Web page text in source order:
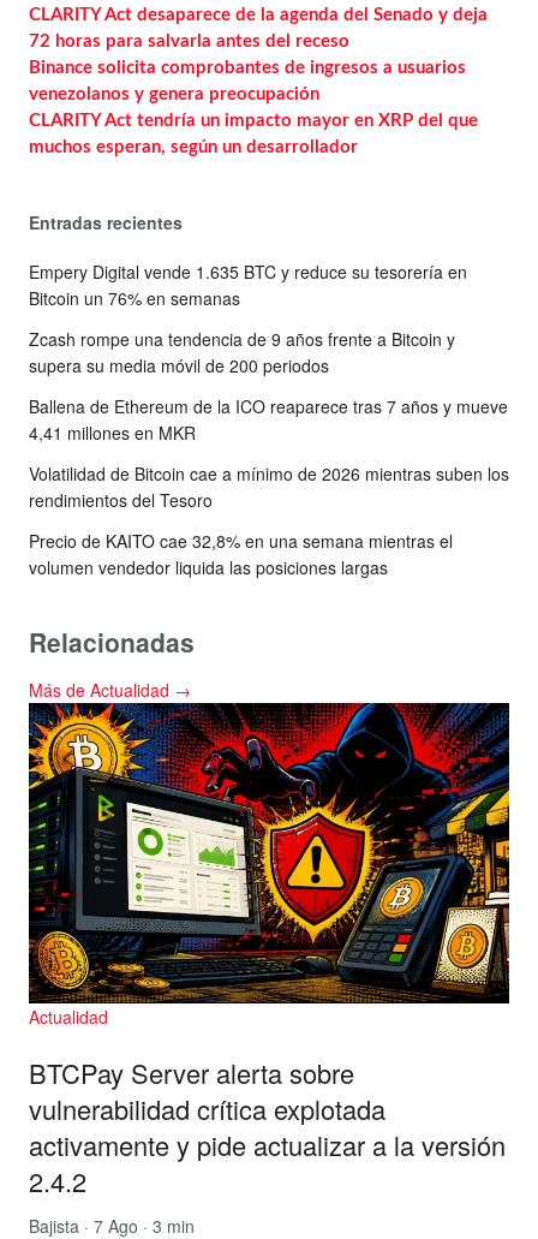
CLARITY Act desaparece de la agenda del Senado y deja
72 horas para salvarla antes del receso
Binance solicita comprobantes de ingresos a usuarios
venezolanos y genera preocupación
CLARITY Act tendría un impacto mayor en XRP del que
muchos esperan, según un desarrollador
Entradas recientes
Empery Digital vende 1.635 BTC y reduce su tesorería en
Bitcoin un 76% en semanas
Zcash rompe una tendencia de 9 años frente a Bitcoin y
supera su media móvil de 200 periodos
Ballena de Ethereum de la ICO reaparece tras 7 años y mueve
4,41 millones en MKR
Volatilidad de Bitcoin cae a mínimo de 2026 mientras suben los
rendimientos del Tesoro
Precio de KAITO cae 32,8% en una semana mientras el
volumen vendedor liquida las posiciones largas
Relacionadas
Más de Actualidad →
Actualidad
BTCPay Server alerta sobre
vulnerabilidad crítica explotada
activamente y pide actualizar a la versión
2.4.2
Bajista · 7 Ago · 3 min